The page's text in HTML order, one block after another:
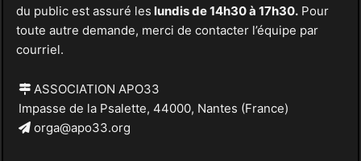
du public est assuré les lundis de 14h30 à 17h30.Pour
toute autre demande, merci de contacter l’équipe par
courriel.
ASSOCIATION APO33
Impasse de la Psalette, 44000, Nantes (France)
orga@apo33.org